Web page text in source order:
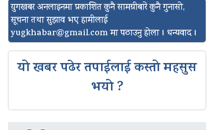
युगखबर अनलाइनमा प्रकाशित कुनै सामग्रीबारे कुनै गुनासो,
सूचना तथा सुझाव भए हामीलाई
yugkhabar@gmail.comमा पठाउनु होला । धन्यवाद ।
यो खबर पढेर तपाईलाई कस्तो महसुस
भयो ?